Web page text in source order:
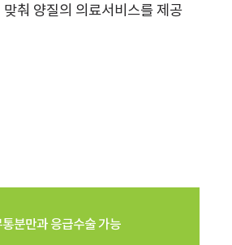
춰 양질의 의료서비스를 제공
분만과 응급수술 가능